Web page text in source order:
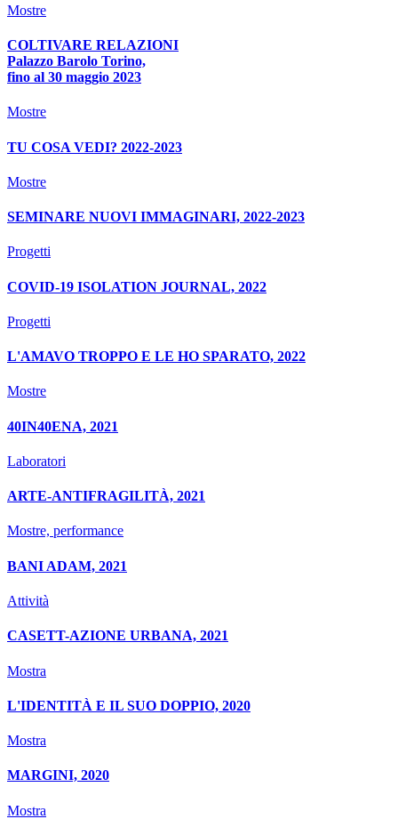
Mostre
COLTIVARE RELAZIONI
Palazzo Barolo Torino,
fino al 30 maggio 2023
Mostre
TU COSA VEDI? 2022-2023
Mostre
SEMINARE NUOVI IMMAGINARI, 2022-2023
Progetti
COVID-19 ISOLATION JOURNAL, 2022
Progetti
L'AMAVO TROPPO E LE HO SPARATO, 2022
Mostre
40IN40ENA, 2021
Laboratori
ARTE-ANTIFRAGILITÀ, 2021
Mostre, performance
BANI ADAM, 2021
Attività
CASETT-AZIONE URBANA, 2021
Mostra
L'IDENTITÀ E IL SUO DOPPIO, 2020
Mostra
MARGINI, 2020
Mostra